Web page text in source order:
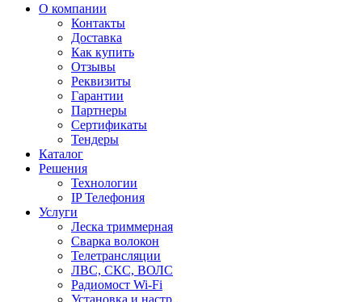
О компании
Контакты
Доставка
Как купить
Отзывы
Реквизиты
Гарантии
Партнеры
Сертификаты
Тендеры
Каталог
Решения
Технологии
IP Телефония
Услуги
Леска триммерная
Сварка волокон
Телетрансляции
ЛВС, СКС, ВОЛС
Радиомост Wi-Fi
Установка и настр.